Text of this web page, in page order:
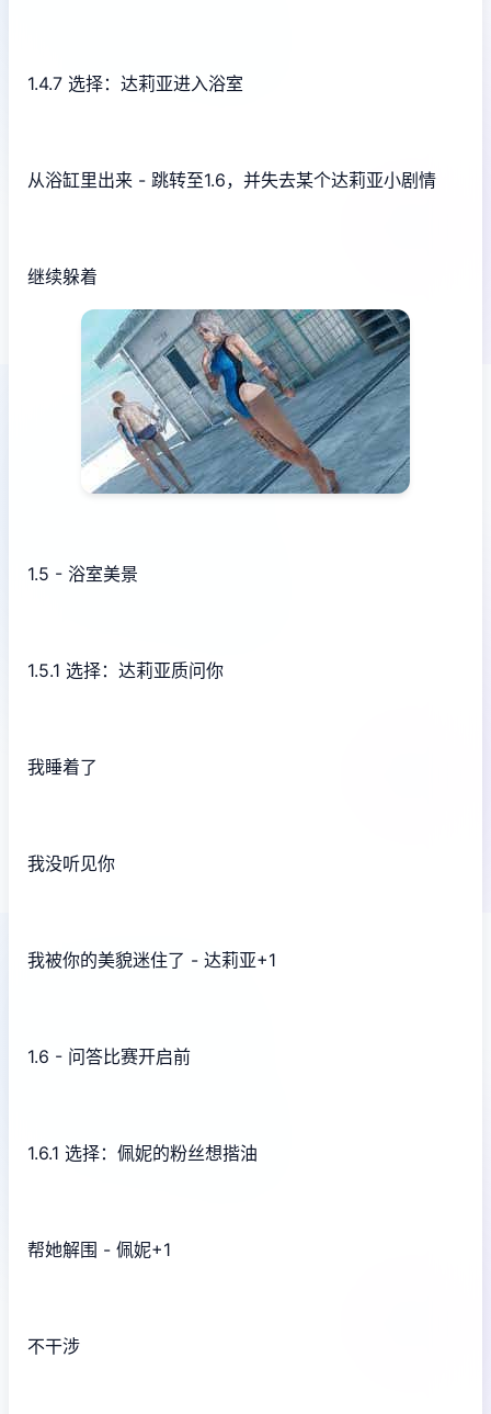
1.4.7 选择：达莉亚进入浴室
从浴缸里出来 - 跳转至1.6，并失去某个达莉亚小剧情
继续躲着
1.5 - 浴室美景
1.5.1 选择：达莉亚质问你
我睡着了
我没听见你
我被你的美貌迷住了 - 达莉亚+1
1.6 - 问答比赛开启前
1.6.1 选择：佩妮的粉丝想揩油
帮她解围 - 佩妮+1
不干涉